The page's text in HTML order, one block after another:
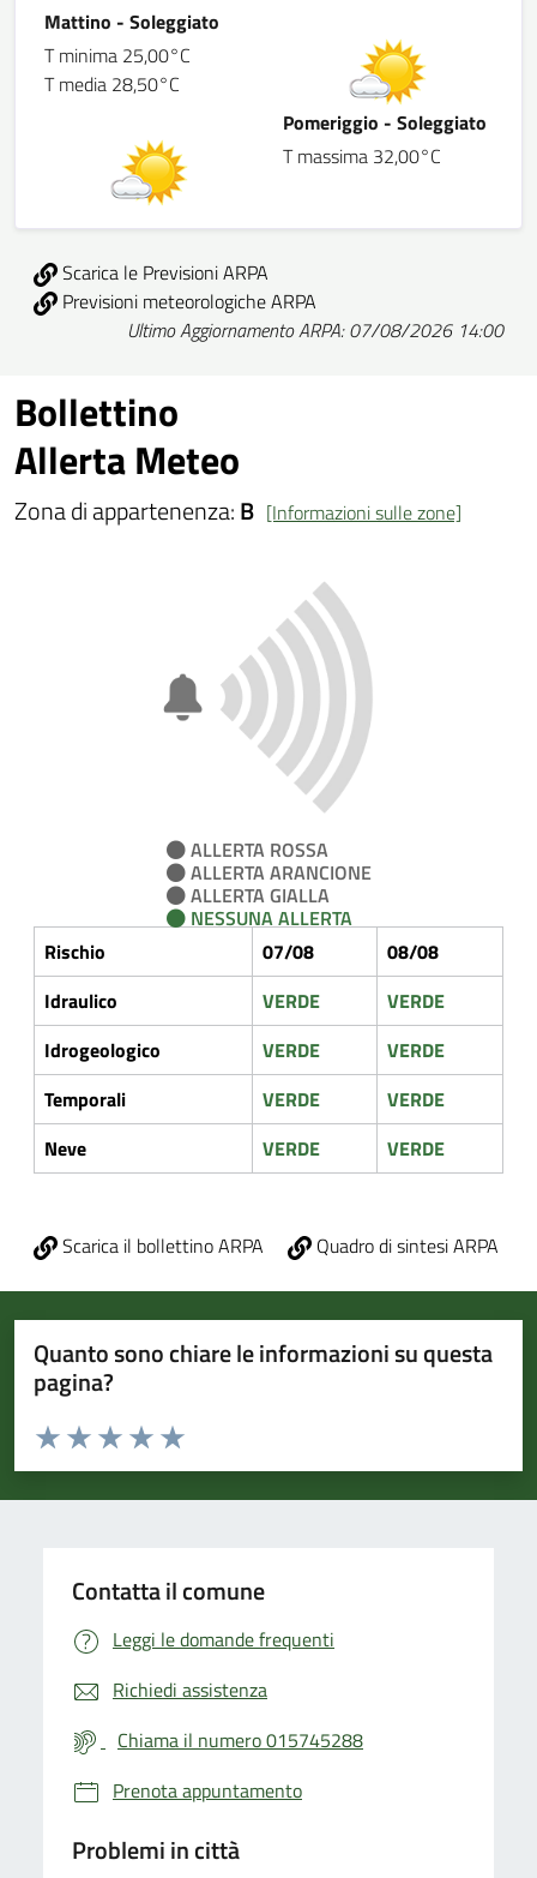
Mattino - Soleggiato
T minima 25,00°C
T media 28,50°C
Pomeriggio - Soleggiato
T massima 32,00°C
Scarica le Previsioni ARPA
Previsioni meteorologiche ARPA
Ultimo Aggiornamento ARPA: 07/08/2026 14:00
Bollettino
Allerta Meteo
Zona di appartenenza:B [Informazioni sulle zone]
ALLERTA ROSSA
ALLERTA ARANCIONE
ALLERTA GIALLA
NESSUNA ALLERTA
Rischio
07/08
08/08
Idraulico
VERDE
VERDE
Idrogeologico
VERDE
VERDE
Temporali
VERDE
VERDE
Neve
VERDE VERDE
Scarica il bollettino ARPA Quadro di sintesi ARPA
Quanto sono chiare le informazioni su questa
pagina?
Valuta da 1 a 5 stelle la pagina
Valuta 5 stelle su 5
Valuta 4 stelle su 5
Valuta 3 stelle su 5
Valuta 2 stelle su 5
Valuta 1 stelle su 5
Contatta il comune
Leggi le domande frequenti
Richiedi assistenza
Chiama il numero 015745288
Prenota appuntamento
Problemi in città